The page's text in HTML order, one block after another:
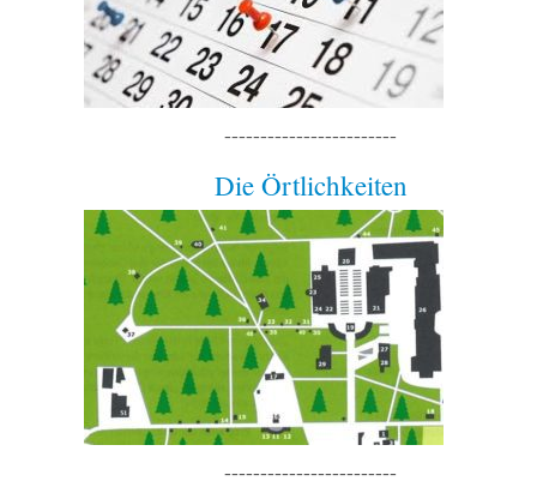
------------------------
Die Örtlichkeiten
------------------------